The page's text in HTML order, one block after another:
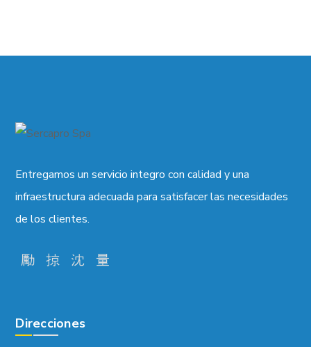
Entregamos un servicio integro con calidad y una
infraestructura adecuada para satisfacer las necesidades
de los clientes.
Direcciones